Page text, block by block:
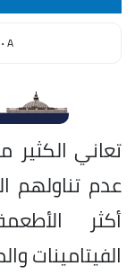
A
.
تعاني
عدم تناولهم
أكثر
الفيتامينات